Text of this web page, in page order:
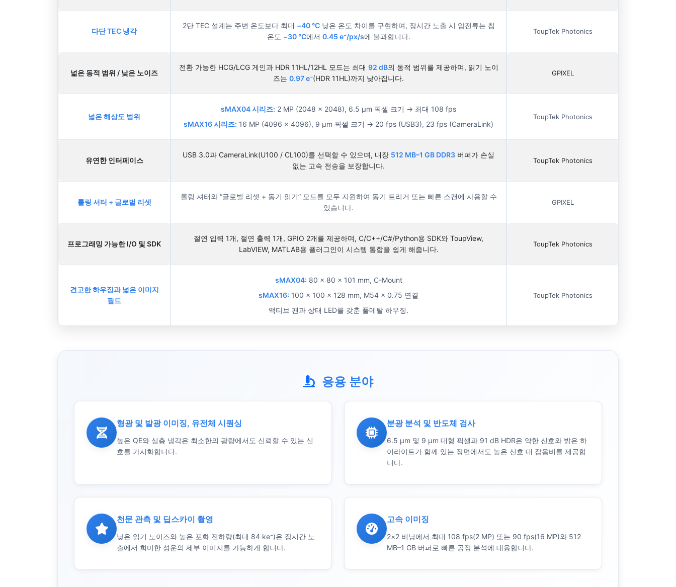
다단 TEC 냉각
2단 TEC 설계는 주변 온도보다 최대 −40 °C낮은 온도 차이를 구현하며, 장시간 노출 시 암전류는 칩
온도 −30 °C에서 0.45 e⁻/px/s에 불과합니다.
ToupTek Photonics
넓은 동적 범위 / 낮은 노이즈
전환 가능한 HCG/LCG 게인과 HDR 11HL/12HL 모드는 최대 92 dB의 동적 범위를 제공하며, 읽기 노이
즈는 0.97 e⁻(HDR 11HL)까지 낮아집니다.
GPIXEL
넓은 해상도 범위
sMAX04 시리즈: 2 MP (2048 × 2048), 6.5 µm 픽셀 크기 → 최대 108 fps
sMAX16 시리즈: 16 MP (4096 × 4096), 9 µm 픽셀 크기 → 20 fps (USB3), 23 fps (CameraLink)
ToupTek Photonics
유연한 인터페이스
USB 3.0과 CameraLink(U100 / CL100)를 선택할 수 있으며, 내장 512 MB–1 GB DDR3 버퍼가 손실
없는 고속 전송을 보장합니다.
ToupTek Photonics
롤링 셔터 + 글로벌 리셋
롤링 셔터와 “글로벌 리셋 + 동기 읽기” 모드를 모두 지원하여 동기 트리거 또는 빠른 스캔에 사용할 수
있습니다.
GPIXEL
프로그래밍 가능한 I/O 및 SDK
절연 입력 1개, 절연 출력 1개, GPIO 2개를 제공하며, C/C++/C#/Python용 SDK와 ToupView,
LabVIEW, MATLAB용 플러그인이 시스템 통합을 쉽게 해줍니다.
ToupTek Photonics
견고한 하우징과 넓은 이미지
필드
sMAX04: 80 × 80 × 101 mm, C-Mount
sMAX16: 100 × 100 × 128 mm, M54 × 0.75 연결
액티브 팬과 상태 LED를 갖춘 풀메탈 하우징.
ToupTek Photonics
응용 분야
형광 및 발광 이미징, 유전체 시퀀싱
높은 QE와 심층 냉각은 최소한의 광량에서도 신뢰할 수 있는 신
호를 가시화합니다.
분광 분석 및 반도체 검사
6.5 µm 및 9 µm 대형 픽셀과 91 dB HDR은 약한 신호와 밝은 하
이라이트가 함께 있는 장면에서도 높은 신호 대 잡음비를 제공합
니다.
천문 관측 및 딥스카이 촬영
낮은 읽기 노이즈와 높은 포화 전하량(최대 84 ke⁻)은 장시간 노
출에서 희미한 성운의 세부 이미지를 가능하게 합니다.
고속 이미징
2×2 비닝에서 최대 108 fps(2 MP) 또는 90 fps(16 MP)와 512
MB–1 GB 버퍼로 빠른 공정 분석에 대응합니다.